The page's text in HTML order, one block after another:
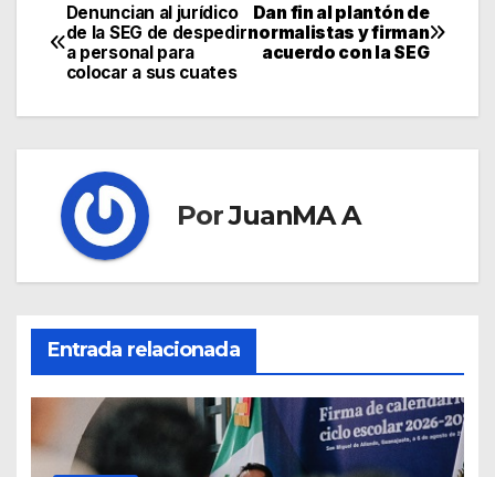
Dan fin al plantón de
normalistas y firman
acuerdo con la SEG
Denuncian al jurídico
de la SEG de despedir
a personal para
colocar a sus cuates
PorJuanMA A
Entrada relacionada